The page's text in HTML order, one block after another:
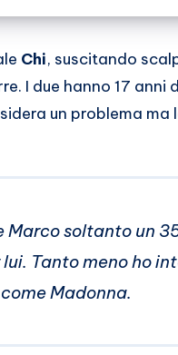
Chi, suscitando
I due hanno 17 anni
un problema ma
Marco soltanto un
Tanto meno ho
Madonna.